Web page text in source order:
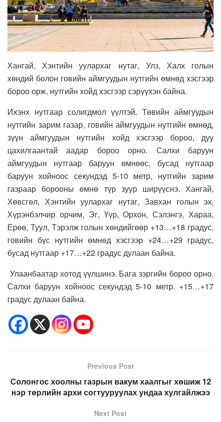
Хангай, Хэнтийн уулархаг нутаг, Улз, Халх голын
хөндий болон говийн аймгуудын нутгийн өмнөд хэсгээр
бороо орж, нутгийн хойд хэсгээр сэрүүхэн байна.
Ихэнх нутгаар солигдмол үүлтэй. Төвийн аймгуудын
нутгийн зарим газар, говийн аймгуудын нутгийн өмнөд,
зүүн аймгуудын нутгийн хойд хэсгээр бороо, дуу
цахилгаантай аадар бороо орно. Салхи баруун
аймгуудын нутгаар баруун өмнөөс, бусад нутгаар
баруун хойноос секундэд 5-10 метр, нутгийн зарим
газраар борооны өмнө түр зуур ширүүснэ. Хангай,
Хөвсгөл, Хэнтийн уулархаг нутаг, Завхан голын эх,
Хүрэнбэлчир орчим, Эг, Үүр, Орхон, Сэлэнгэ, Хараа,
Ерөө, Туул, Тэрэлж голын хөндийгөөр +13…+18 градус,
говийн бүс нутгийн өмнөд хэсгээр +24…+29 градус,
бусад нутгаар +17…+22 градус дулаан байна.
Улаанбаатар хотод үүлшинэ. Бага зэргийн бороо орно.
Салхи баруун хойноос секундэд 5-10 метр. +15…+17
градус дулаан байна.
Previous Post
Солонгос хоолны газрын вакум хаалгыг хөшиж 12
нэр төрлийн архи согтууруулах ундаа хулгайлжээ
Next Post